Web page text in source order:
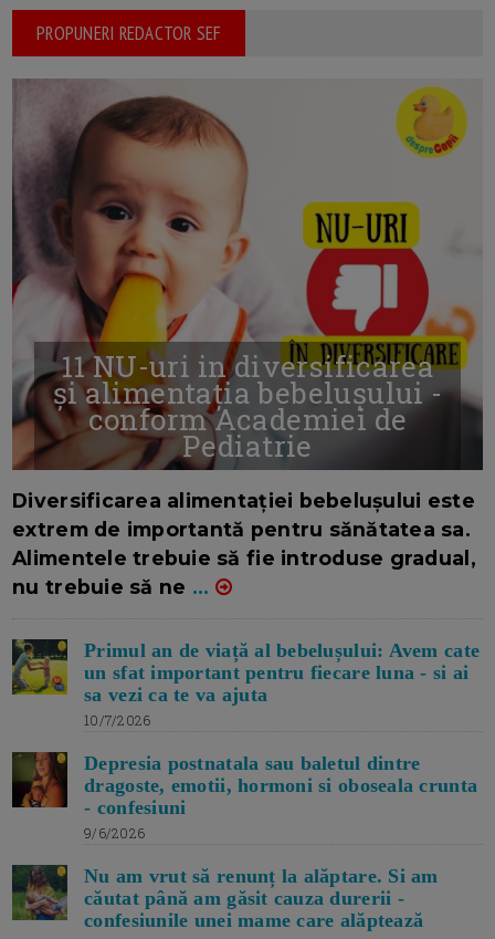
PROPUNERI REDACTOR SEF
11 NU-uri in diversificarea
și alimentația bebelușului -
conform Academiei de
Pediatrie
Diversificarea alimentației bebelușului este
extrem de importantă pentru sănătatea sa.
Alimentele trebuie să fie introduse gradual,
nu trebuie să ne ...
Primul an de viață al bebelușului: Avem cate
un sfat important pentru fiecare luna - si ai
sa vezi ca te va ajuta
10/7/2026
Depresia postnatala sau baletul dintre
dragoste, emotii, hormoni si oboseala crunta
- confesiuni
9/6/2026
Nu am vrut să renunț la alăptare. Si am
căutat până am găsit cauza durerii -
confesiunile unei mame care alăptează